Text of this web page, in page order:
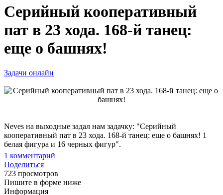
Серийный кооперативный
пат в 23 хода. 168-й танец:
еще о башнях!
Задачи онлайн
Neves на выходные задал нам задачку: "Серийный
кооперативный пат в 23 хода. 168-й танец: еще о башнях! 1
белая фигура и 16 черных фигур".
1 комментарий
Поделиться
723 просмотров
Пишите в форме ниже
Информация